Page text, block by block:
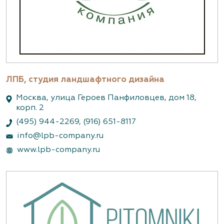
ЛПБ, студия ландшафтного дизайна
Москва, улица Героев Панфиловцев, дом 18,
корп. 2
(495) 944-2269, (916) 651-8117
info@lpb-company.ru
www.lpb-company.ru